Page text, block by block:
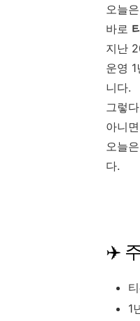
오늘
바로
지난
운영
니다.
그렇
아니
오늘
다.
✈️
1